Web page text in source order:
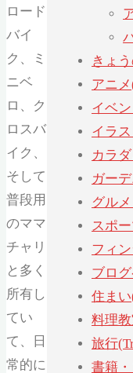
ロード
バイ
ク、ミ
ニベ
ロ、ク
ロスバ
イク、
そして
普段用
のママ
チャリ
と多く
所有し
てい
て、日
常的に
きょ
アニ
イベ
イラ
カラ
ガー
グル
スポ
フィ
ブロ
住ま
料理
旅行
書籍